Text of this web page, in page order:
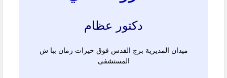
دكتور عظام
ميدان المديرية برج القدس فوق خيرات زمان ببا ش
المستشفى